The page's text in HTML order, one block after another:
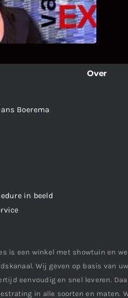
programma.
Boerema
in beeld
Over
is een winkel met showtuin en
Wij geven op basis van
eenvoudig en snel leveren.
in alle soorten en maten.